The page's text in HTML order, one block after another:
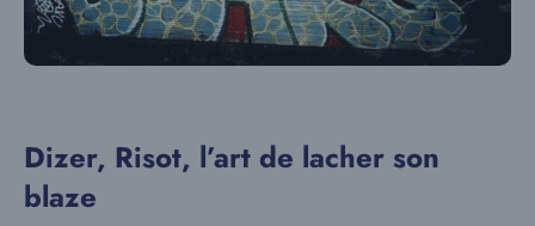
Dizer, Risot, l’art de lacher son
blaze